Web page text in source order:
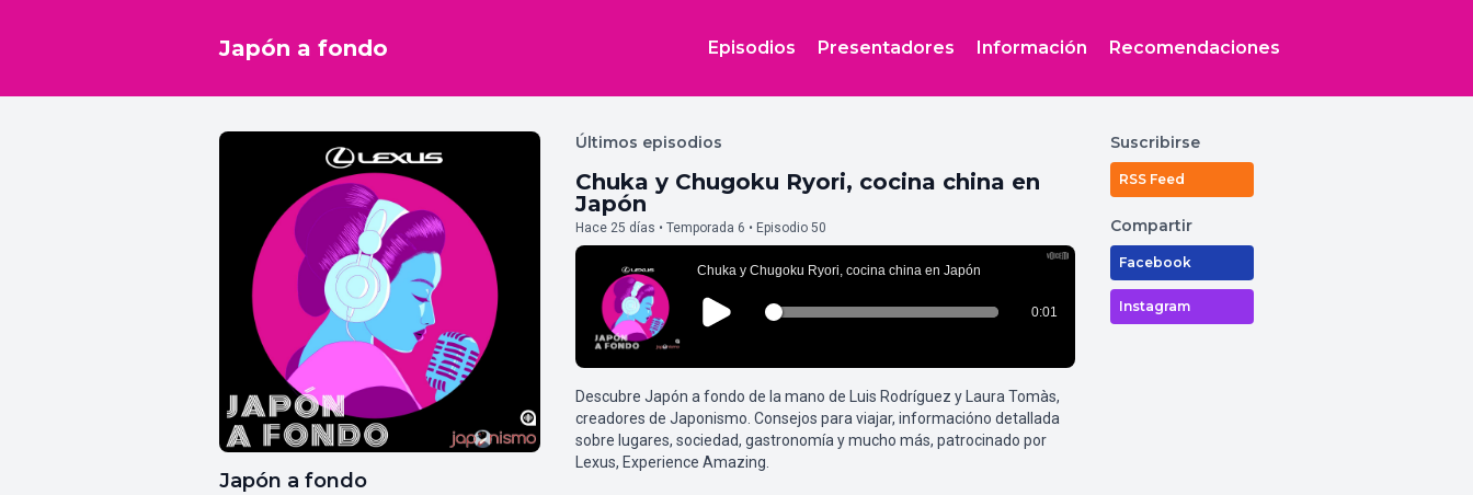
Japón a fondo Episodios Presentadores Información Recomendaciones
Japón a fondo
Últimos episodios
Chuka y Chugoku Ryori, cocina china en
Japón
Hace 25 días • Temporada 6 • Episodio 50
Descubre Japón a fondo de la mano de Luis Rodríguez y Laura Tomàs,
creadores de Japonismo. Consejos para viajar, informacióno detallada
sobre lugares, sociedad, gastronomía y mucho más, patrocinado por
Lexus, Experience Amazing.
Suscribirse
RSS Feed
Compartir
Facebook
Instagram